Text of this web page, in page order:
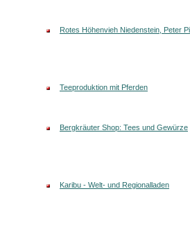
Rotes Höhenvieh Niedenstein, Peter
Teeproduktion mit Pferden
Bergkräuter Shop: Tees und Gewürze
Karibu - Welt- und Regionalladen